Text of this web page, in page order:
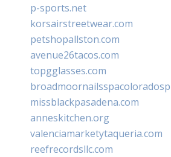
p-sports.net
korsairstreetwear.com
petshopallston.com
avenue26tacos.com
topgglasses.com
missblackpasadena.com
anneskitchen.org
valenciamarketytaqueria.com
reefrecordsllc.com